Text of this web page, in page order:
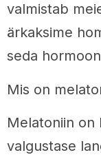
valmistab
ärkaksime
seda
Mis on
Melatoniin on
valgustase